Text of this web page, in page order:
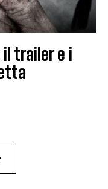
il trailer e i